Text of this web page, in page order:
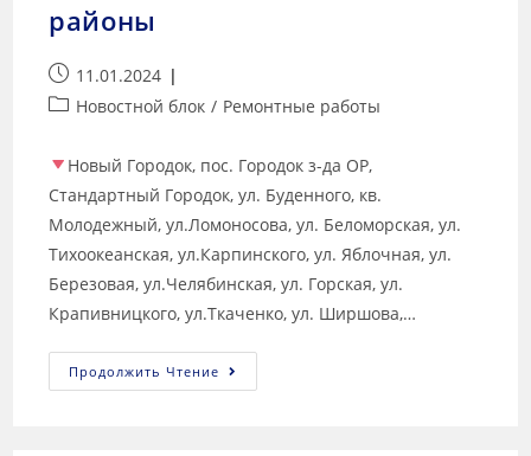
районы
11.01.2024
Новостной блок / Ремонтные работы
Новый Городок, пос. Городок з-да ОР,
Стандартный Городок, ул. Буденного, кв.
Молодежный, ул.Ломоносова, ул. Беломорская, ул.
Тихоокеанская, ул.Карпинского, ул. Яблочная, ул.
Березовая, ул.Челябинская, ул. Горская, ул.
Крапивницкого, ул.Ткаченко, ул. Ширшова,…
Продолжить Чтение